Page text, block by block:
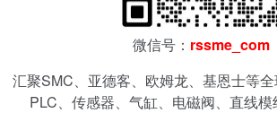
微信号： rssme_com
汇聚SMC、亚德客、欧姆龙、基恩士等
PLC、传感器、气缸、电磁阀、直线